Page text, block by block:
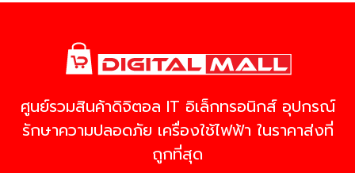
ศูนย์รวมสินค้าดิจิตอล IT อิเล็กทรอนิกส์ อุปกรณ์
รักษาความปลอดภัย เครื่องใช้ไฟฟ้า ในราคาส่งที่
ถูกที่สุด